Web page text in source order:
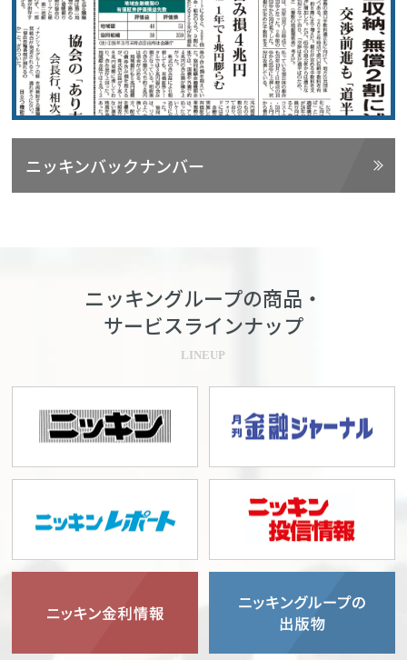
ニッキンバックナンバー
ニッキングループの商品・
サービスラインナップ
LINEUP